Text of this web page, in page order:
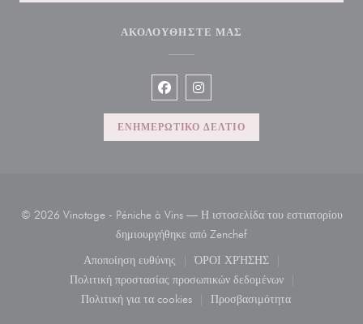
ΑΚΟΛΟΥΘΉΣΤΕ ΜΑΣ
Facebook ((ανοίγει σε νέο
Instagram ((ανοίγει σε νέο
ΕΝΗΜΕΡΩΤΙΚΌ ΔΕΛΤΊΟ
© 2026 Vinotage - Péniche à Vins — Η ιστοσελίδα του εστιατορίου
δημιουργήθηκε από Zenchef((ανοίγει σε νέο
Αποποίηση ευθύνης
((ανοίγει σε νέο παράθυρο))
ΌΡΟΙ ΧΡΉΣΗΣ
Πολιτική προστασίας προσωπικών δεδομένων
((ανοίγει σε νέο παράθυρο))
Πολιτική για τα cookies
((ανοίγει σε νέο παράθυρο))
Προσβασιμότητα
((ανοίγει σε νέο